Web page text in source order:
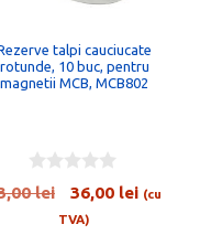
talpi cauciucate
rotunde, 10 buc, pentru
magnetii MCB, MCB802
0
o
lei
Prețul
inițial
36,00 leiPrețul
(cu
TVA)